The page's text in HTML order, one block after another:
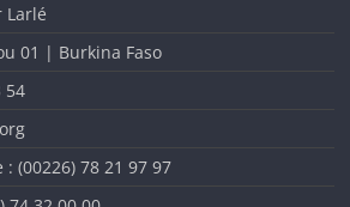
de la malnutrition au Burkina Faso
années montre que la situation
ces dernières années. Pour évaluer
Larlé
01 | Burkina Faso
54
(00226) 78 21 97 97